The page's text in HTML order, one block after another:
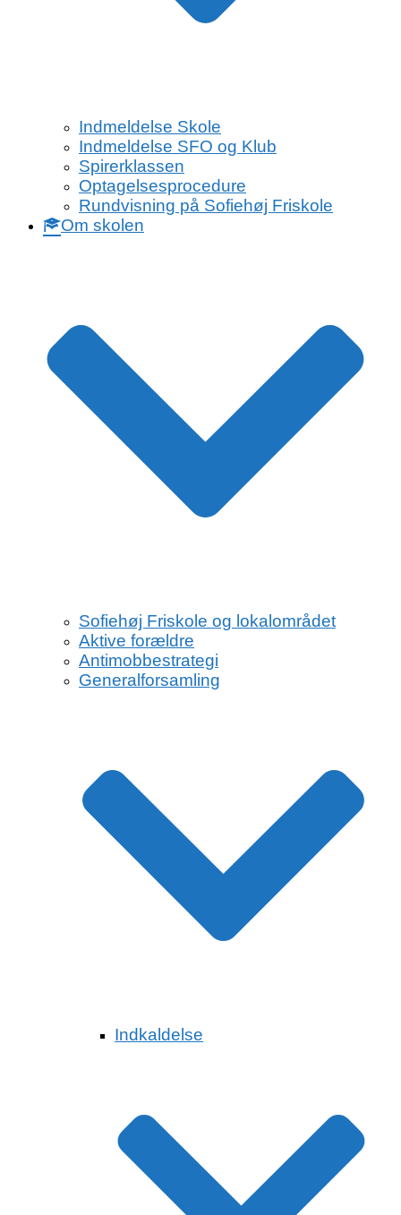
Indmeldelse Skole
Indmeldelse SFO og Klub
Spirerklassen
Optagelsesprocedure
Rundvisning på Sofiehøj Friskole
Om skolen
Sofiehøj Friskole og lokalområdet
Aktive forældre
Antimobbestrategi
Generalforsamling
Indkaldelse